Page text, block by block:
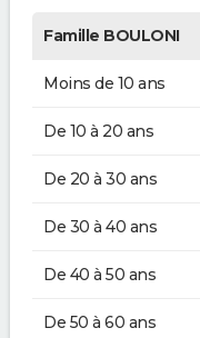
Famille BOULONI
Moins de 10 ans
De 10 à 20 ans
De 20 à 30 ans
De 30 à 40 ans
De 40 à 50 ans
De 50 à 60 ans